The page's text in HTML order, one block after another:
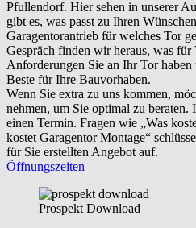
Pfullendorf. Hier sehen in unserer
gibt es, was passt zu Ihren
Garagentorantrieb für welches Tor
Gespräch finden wir heraus, was für
Anforderungen Sie an Ihr Tor
Beste für Ihre Bauvorhaben.
Wenn Sie extra zu uns kommen,
nehmen, um Sie optimal zu beraten.
einen Termin. Fragen wie „Was
kostet Garagentor Montage“
für Sie erstellten Angebot auf.
Öffnungszeiten
Prospekt Download